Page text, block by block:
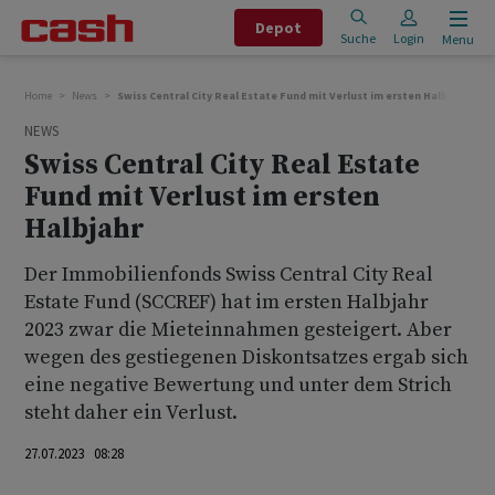
Depot
Suche Login Menu
Home News Swiss Central City Real Estate Fund mit Verlust im ersten Halbjahr
NEWS
Swiss Central City Real Estate
Fund mit Verlust im ersten
Halbjahr
Der Immobilienfonds Swiss Central City Real
Estate Fund (SCCREF) hat im ersten Halbjahr
2023 zwar die Mieteinnahmen gesteigert. Aber
wegen des gestiegenen Diskontsatzes ergab sich
eine negative Bewertung und unter dem Strich
steht daher ein Verlust.
27.07.2023 08:28